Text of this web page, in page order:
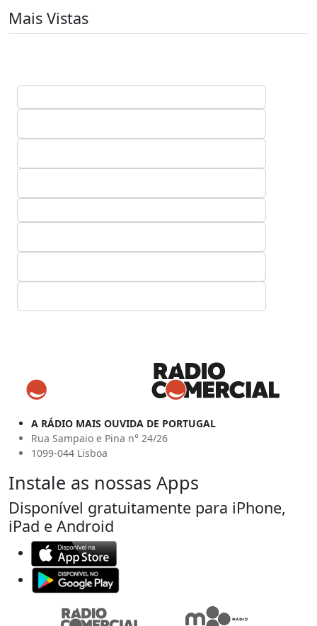
Mais Vistas
A RÁDIO MAIS OUVIDA DE PORTUGAL
Rua Sampaio e Pina n° 24/26
1099-044 Lisboa
Instale as nossas Apps
Disponível gratuitamente para iPhone,
iPad e Android